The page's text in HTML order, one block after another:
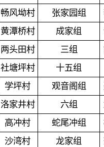
畅风坳村 张家园组
黄潭桥村 成家组
两头田村 三组
社塘坪村 十五组
学坪村 观音阁组
洛家井村 六组
高冲村 蛇尾冲组
沙湾村 龙家组